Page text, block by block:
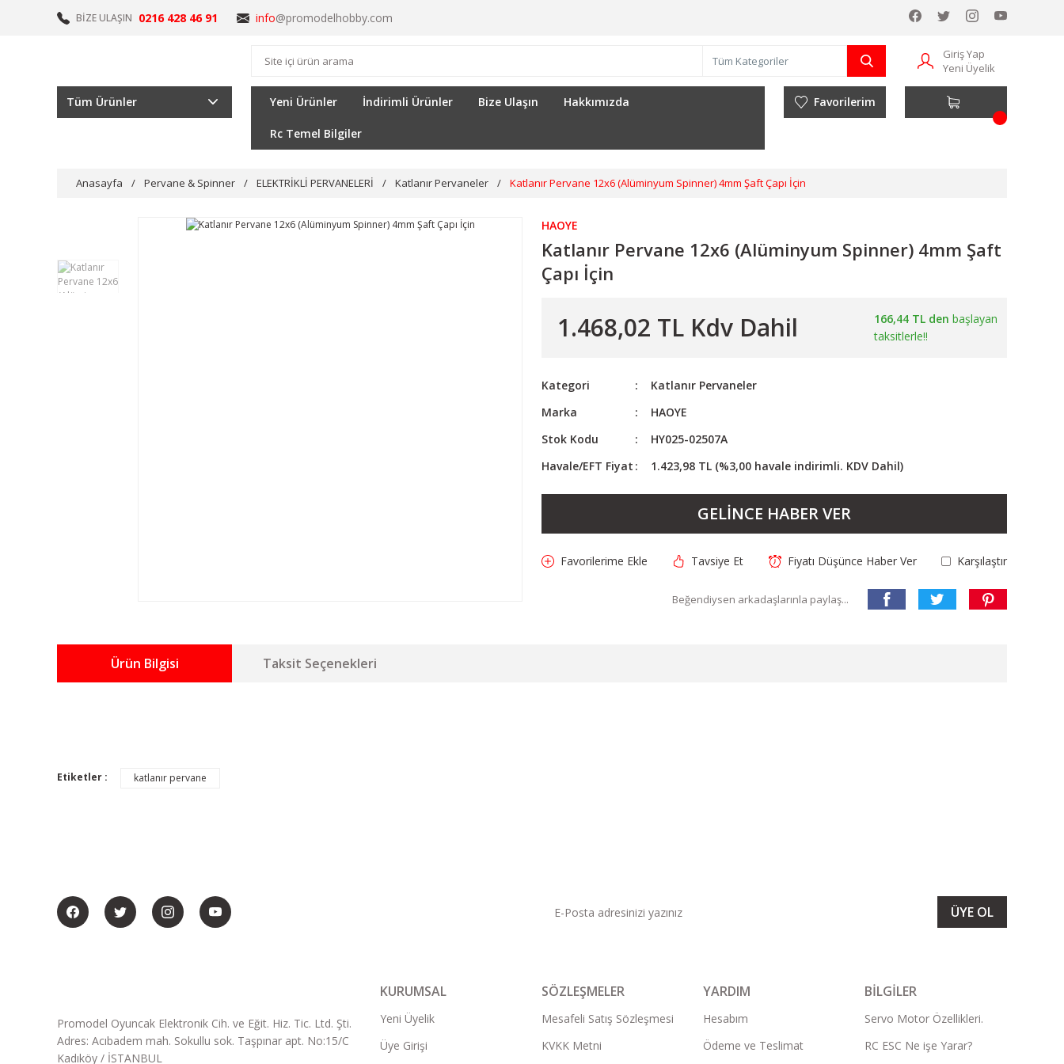
BİZE ULAŞIN 0216 428 46 91 info@promodelhobby.com
Giriş Yap
Yeni Üyelik
Tüm Ürünler Yeni Ürünler İndirimli Ürünler Bize Ulaşın Hakkımızda
Rc Temel Bilgiler
Favorilerim
Anasayfa Pervane & Spinner ELEKTRİKLİ PERVANELERİ Katlanır Pervaneler Katlanır Pervane 12x6 (Alüminyum Spinner) 4mm Şaft Çapı İçin
HAOYE
Katlanır Pervane 12x6 (Alüminyum Spinner) 4mm Şaft
Çapı İçin
1.468,02 TL Kdv Dahil 166,44 TL den başlayan
taksitlerle!!
Kategori
Katlanır Pervaneler
Marka
HAOYE
Stok Kodu
HY025-02507A
Havale/EFT Fiyat
1.423,98 TL (%3,00 havale indirimli. KDV Dahil)
GELİNCE HABER VER
Tavsiye Et Fiyatı Düşünce Haber Ver Karşılaştır
Beğendiysen arkadaşlarınla paylaş...
Ürün Bilgisi Taksit Seçenekleri
Etiketler : katlanır pervane
ÜYE OL
Promodel Oyuncak Elektronik Cih. ve Eğit. Hiz. Tic. Ltd. Şti.
Adres: Acıbadem mah. Sokullu sok. Taşpınar apt. No:15/C
Kadıköy / İSTANBUL
KURUMSAL
Yeni Üyelik
Üye Girişi
SÖZLEŞMELER
Mesafeli Satış Sözleşmesi
KVKK Metni
YARDIM
Hesabım
Ödeme ve Teslimat
BİLGİLER
Servo Motor Özellikleri.
RC ESC Ne işe Yarar?